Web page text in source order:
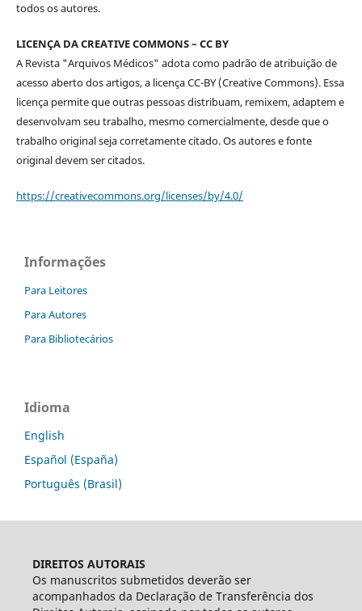
todos os autores.
LICENÇA DA CREATIVE COMMONS – CC BY
A Revista "Arquivos Médicos" adota como padrão de atribuição de
acesso aberto dos artigos, a licença CC-BY (Creative Commons). Essa
licença permite que outras pessoas distribuam, remixem, adaptem e
desenvolvam seu trabalho, mesmo comercialmente, desde que o
trabalho original seja corretamente citado. Os autores e fonte
original devem ser citados.
https://creativecommons.org/licenses/by/4.0/
Informações
Para Leitores
Para Autores
Para Bibliotecários
Idioma
English
Español (España)
Português (Brasil)
DIREITOS AUTORAIS
Os manuscritos submetidos deverão ser
acompanhados da Declaração de Transferência dos